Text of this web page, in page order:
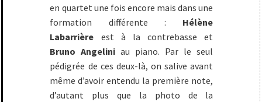
en quartet une fois encore mais dans une
formation différente : Hélène
Labarrière est à la contrebasse et
Bruno Angelini au piano. Par le seul
pédigrée de ces deux-là, on salive avant
même d’avoir entendu la première note,
d’autant plus que la photo de la